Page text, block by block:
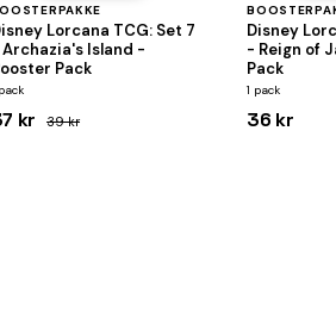
Lorcana TCG: Set 7
Island -
Pack
kr 39 kr
Disney
- Reign of
Pack
1 pack
36 kr